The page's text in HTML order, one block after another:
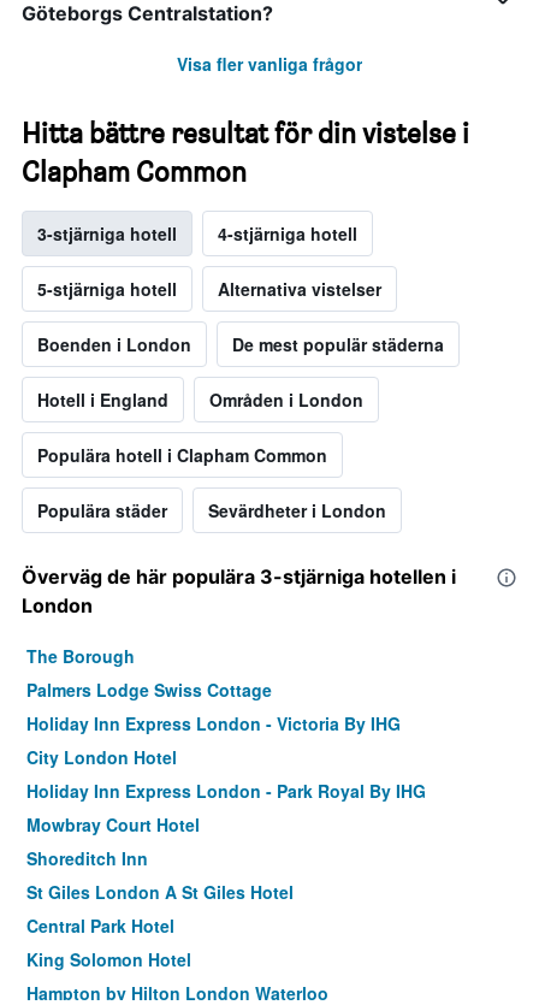
Göteborgs Centralstation?
Visa fler vanliga frågor
Hitta bättre resultat för din vistelse i
Clapham Common
3-stjärniga hotell 4-stjärniga hotell
5-stjärniga hotell Alternativa vistelser
Boenden i London De mest populär städerna
Hotell i England Områden i London
Populära hotell i Clapham Common
Populära städer Sevärdheter i London
Överväg de här populära 3-stjärniga hotellen i
London
The Borough
Palmers Lodge Swiss Cottage
Holiday Inn Express London - Victoria By IHG
City London Hotel
Holiday Inn Express London - Park Royal By IHG
Mowbray Court Hotel
Shoreditch Inn
St Giles London A St Giles Hotel
Central Park Hotel
King Solomon Hotel
Hampton by Hilton London Waterloo